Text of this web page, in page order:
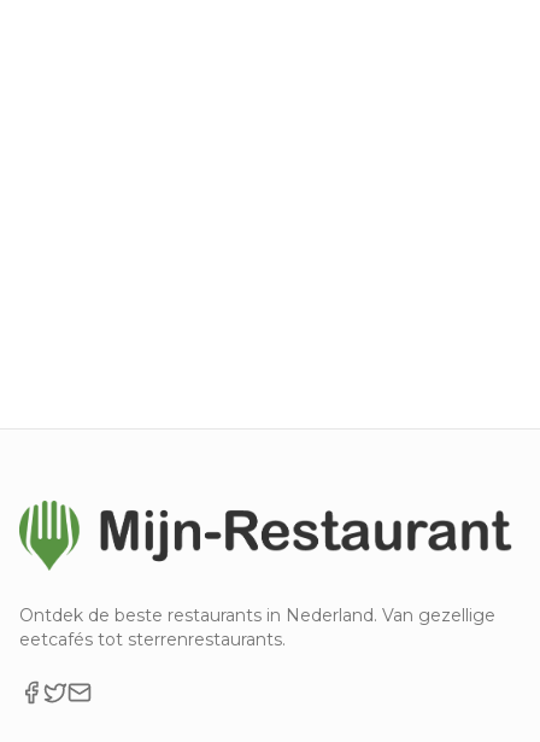
Ontdek de beste restaurants in Nederland. Van gezellige
eetcafés tot sterrenrestaurants.